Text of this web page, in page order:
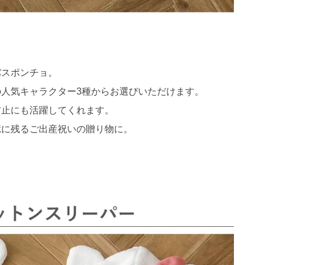
ポンチョ。
気キャラクター3種からお選びいただけます。
にも活躍してくれます。
残るご出産祝いの贈り物に。